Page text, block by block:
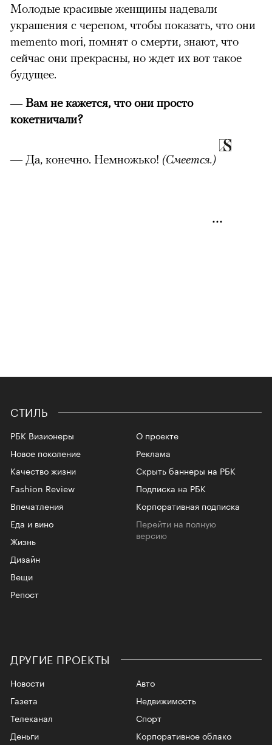
Молодые красивые женщины надевали
украшения с черепом, чтобы показать, что они
memento mori, помнят о смерти, знают, что
сейчас они прекрасны, но ждет их вот такое
будущее.
— Вам не кажется, что они просто
кокетничали?
— Да, конечно. Немножько! (Смеется.)
СТИЛЬ
РБК Визионеры
Новое поколение
Качество жизни
Fashion Review
Впечатления
Еда и вино
Жизнь
Дизайн
Вещи
Репост
О проекте
Реклама
Скрыть баннеры на РБК
Подписка на РБК
Корпоративная подписка
Перейти на полную
версию
ДРУГИЕ ПРОЕКТЫ
Новости
Газета
Телеканал
Авто
Недвижимость
Спорт
Корпоративное облако
Деньги